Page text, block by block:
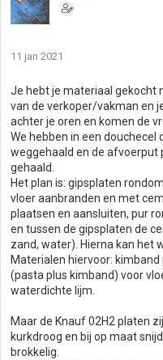
11 jan 2021
Je hebt je materiaal gekocht
van de verkoper/vakman en
achter je oren en komen de
We hebben in een
weggehaald en de afvoerput
gehaald.
Het plan is: gipsplaten
vloer aanbranden en met
plaatsen en aansluiten, pur
en tussen de gipsplaten de
zand, water). Hierna kan het
Materialen hiervoor:
(pasta plus kimband) voor
waterdichte lijm.
Maar de Knauf 02H2 platen
kurkdroog en bij op maat
brokkelig.